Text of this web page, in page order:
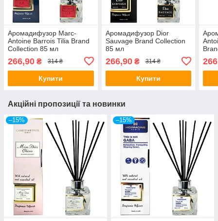
Аромадифузор Marc-
Antoine Barrois Tilia Brand
Collection 85 мл
266,90 ₴ 314 ₴
Купити
Аромадифузор Dior
Sauvage Brand Collection
85 мл
266,90₴ 314 ₴
Купити
Акційні пропозиції та новинки
–15% –15%